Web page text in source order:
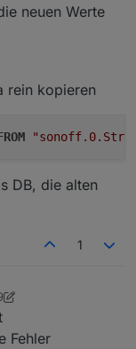
neuen Werte
rein kopieren
DB, die alten
1
Fehler